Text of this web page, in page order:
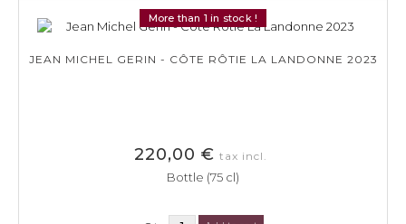
More than 1 in stock !
JEAN MICHEL GERIN - CÔTE RÔTIE LA LANDONNE 2023
220,00 € tax incl.
Bottle (75 cl)